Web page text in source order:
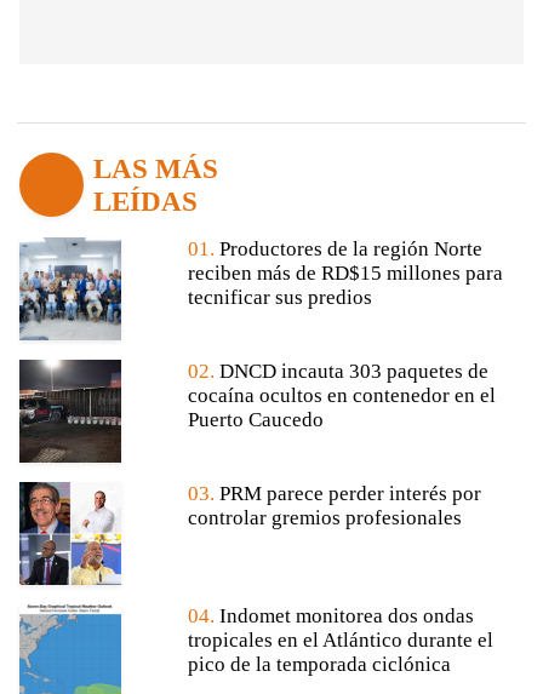
LAS MÁS
LEÍDAS
01. Productores de la región Norte
reciben más de RD$15 millones para
tecnificar sus predios
02. DNCD incauta 303 paquetes de
cocaína ocultos en contenedor en el
Puerto Caucedo
03. PRM parece perder interés por
controlar gremios profesionales
04. Indomet monitorea dos ondas
tropicales en el Atlántico durante el
pico de la temporada ciclónica